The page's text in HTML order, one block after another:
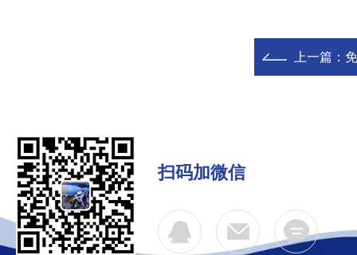
上一篇：
扫码加微信